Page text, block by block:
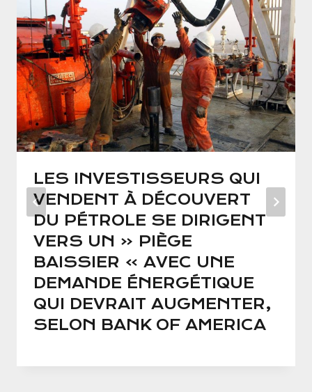
LES INVESTISSEURS QUI
VENDENT À DÉCOUVERT
DU PÉTROLE SE DIRIGENT
VERS UN « PIÈGE
BAISSIER » AVEC UNE
DEMANDE ÉNERGÉTIQUE
QUI DEVRAIT AUGMENTER,
SELON BANK OF AMERICA